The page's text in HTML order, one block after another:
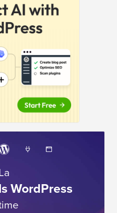
WordPress